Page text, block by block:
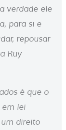
verdade ele
para si e
repousar
Ruy
é que o
em lei
direito